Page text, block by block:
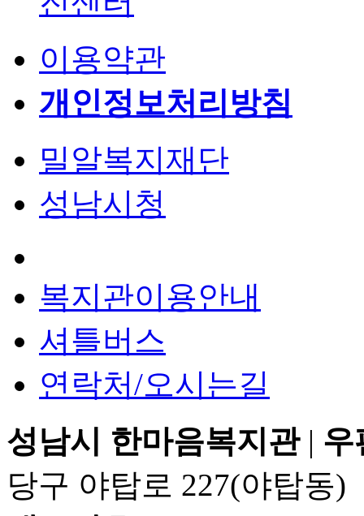
이용약관
개인정보처리방침
밀알복지재단
성남시청
복지관이용안내
셔틀버스
연락처/오시는길
성남시 한마음복지관| 우
당구 야탑로 227(야탑동)